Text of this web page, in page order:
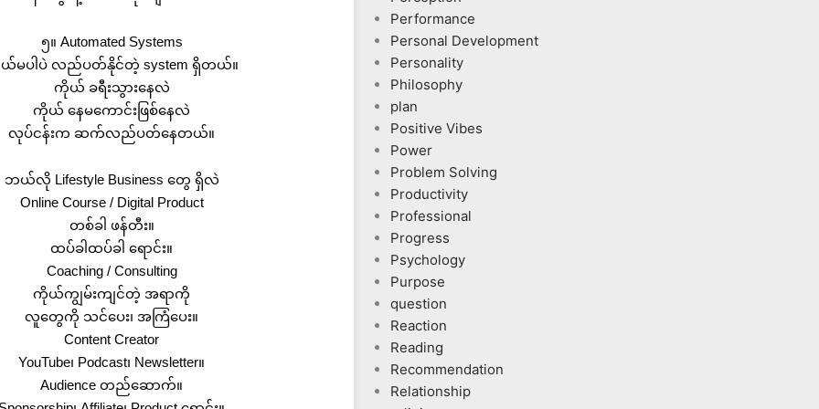
၅။ Automated Systems
မပါပဲ လည်ပတ်နိုင်တဲ့ system ရှိတယ်။
ကိုယ် ခရီးသွားနေလဲ
ကိုယ် နေမကောင်းဖြစ်နေလဲ
လုပ်ငန်းက ဆက်လည်ပတ်နေတယ်။
ဘယ်လို Lifestyle Business တွေ ရှိလဲ
Online Course / Digital Product
တစ်ခါ ဖန်တီး။
ထပ်ခါထပ်ခါ ရောင်း။
Coaching / Consulting
ကိုယ်ကျွမ်းကျင်တဲ့ အရာကို
လူတွေကို သင်ပေး၊ အကြံပေး။
Content Creator
YouTube၊ Podcast၊ Newsletter။
Audience တည်ဆောက်။
Performance
Personal Development
Personality
Philosophy
plan
Positive Vibes
Power
Problem Solving
Productivity
Professional
Progress
Psychology
Purpose
question
Reaction
Reading
Recommendation
Relationship